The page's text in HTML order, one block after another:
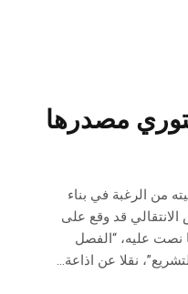
مصدرها
من الرغبة في بناء
الانتقالي قد وقع على
44 مادة، من بين ما نصت عليه، “الفصل
نقلا عن اذاعة...